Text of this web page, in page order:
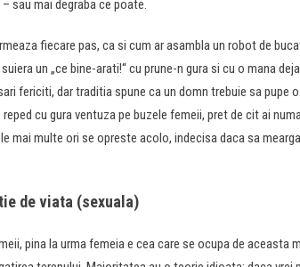
sau mai degraba ce poate.
fiecare pas, ca si cum ar asambla un robot de
un „ce bine-arati!“ cu prune-n gura si cu o mana
fericiti, dar traditia spune ca un domn trebuie sa pupe
cu gura ventuza pe buzele femeii, pret de cit ai
mai multe ori se opreste acolo, indecisa daca sa
de viata (sexuala)
pina la urma femeia e cea care se ocupa de aceasta